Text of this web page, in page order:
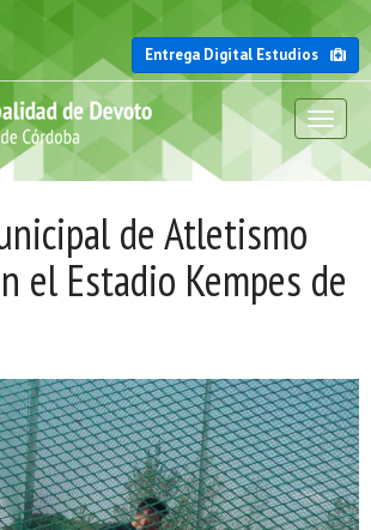
Entrega Digital Estudios
de Atletismo
el Estadio Kempes de